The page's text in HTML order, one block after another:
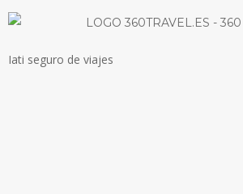
Iati seguro de viajes